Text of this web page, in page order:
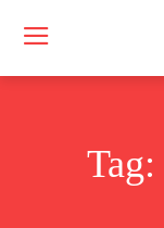
Tag: